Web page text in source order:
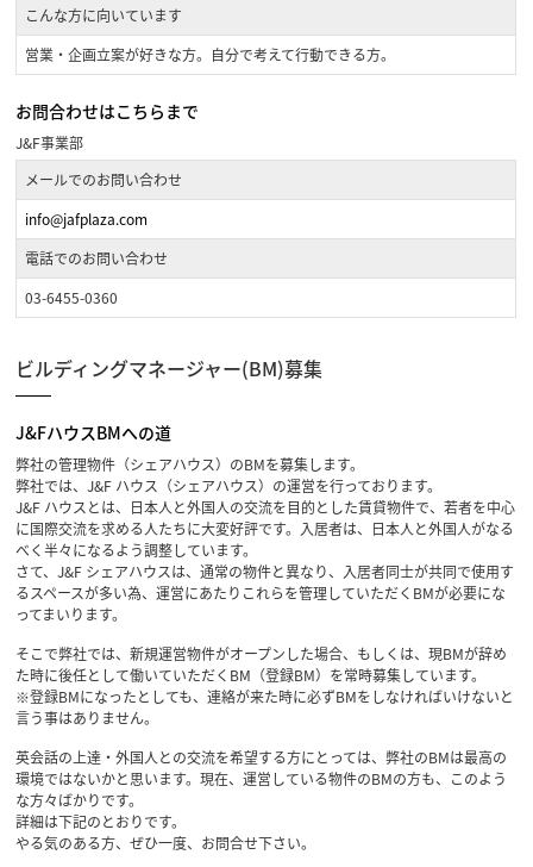
こんな方に向いています
営業・企画立案が好きな方。自分で考えて行動できる方。
お問合わせはこちらまで
J&F事業部
メールでのお問い合わせ
info@jafplaza.com
電話でのお問い合わせ
03-6455-0360
ビルディングマネージャー(BM)募集
J&FハウスBMへの道
弊社の管理物件（シェアハウス）のBMを募集します。
弊社では、J&F ハウス（シェアハウス）の運営を行っております。
J&F ハウスとは、日本人と外国人の交流を目的とした賃貸物件で、若者を中心
に国際交流を求める人たちに大変好評です。入居者は、日本人と外国人がなる
べく半々になるよう調整しています。
さて、J&F シェアハウスは、通常の物件と異なり、入居者同士が共同で使用す
るスペースが多い為、運営にあたりこれらを管理していただくBMが必要にな
ってまいります。
そこで弊社では、新規運営物件がオープンした場合、もしくは、現BMが辞め
た時に後任として働いていただくBM（登録BM）を常時募集しています。
※登録BMになったとしても、連絡が来た時に必ずBMをしなければいけないと
言う事はありません。
英会話の上達・外国人との交流を希望する方にとっては、弊社のBMは最高の
環境ではないかと思います。現在、運営している物件のBMの方も、このよう
な方々ばかりです。
詳細は下記のとおりです。
やる気のある方、ぜひ一度、お問合せ下さい。